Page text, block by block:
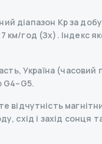
діапазон Kp за
км/год (Зх). Індекс
Україна
G4–G5.
відчутність
схід і захід сонця